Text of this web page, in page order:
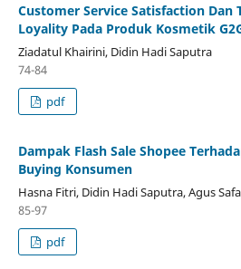
Customer Service Satisfaction Dan
Loyality Pada Produk Kosmetik
Ziadatul Khairini, Didin Hadi Saputra
74-84
pdf
Dampak Flash Sale Shopee
Buying Konsumen
Hasna Fitri, Didin Hadi Saputra, Agus
85-97
pdf